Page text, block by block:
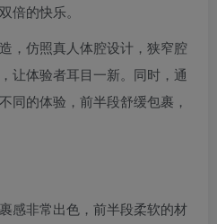
倍的快乐。
，仿照真人体腔设计，狭窄腔
让体验者耳目一新。同时，通
同的体验，前半段舒缓包裹，
感非常出色，前半段柔软的材